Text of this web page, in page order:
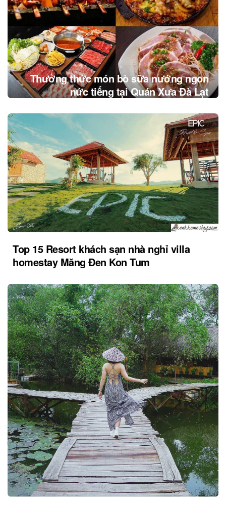
Thưởng thức món bò sữa nướng ngon
nức tiếng tại Quán Xưa Đà Lạt
Top 15 Resort khách sạn nhà nghỉ villa
homestay Măng Đen Kon Tum